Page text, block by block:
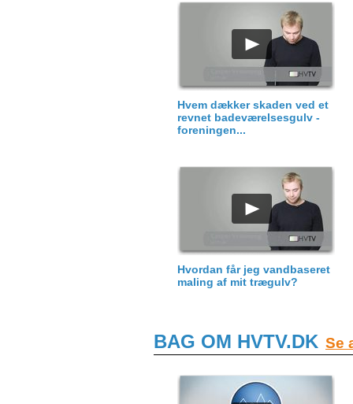
Hvem dækker skaden ved et
revnet badeværelsesgulv -
foreningen...
Hvordan får jeg vandbaseret
maling af mit trægulv?
BAG OM HVTV.DK Se